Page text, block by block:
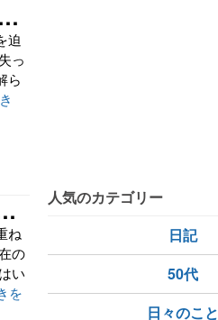
大
切な人のため天使と悪魔の囁きの先を目指せ【Wish o'Clock】
迫
っ
ら
ノベル【キミが消えてしまう前に】
ね
の
い
を
人気のカテゴリー
日記
50代
日々のこと